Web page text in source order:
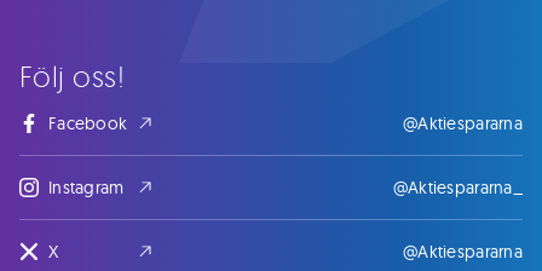
Följ oss!
Facebook @Aktiespararna
Instagram @Aktiespararna_
X @Aktiespararna